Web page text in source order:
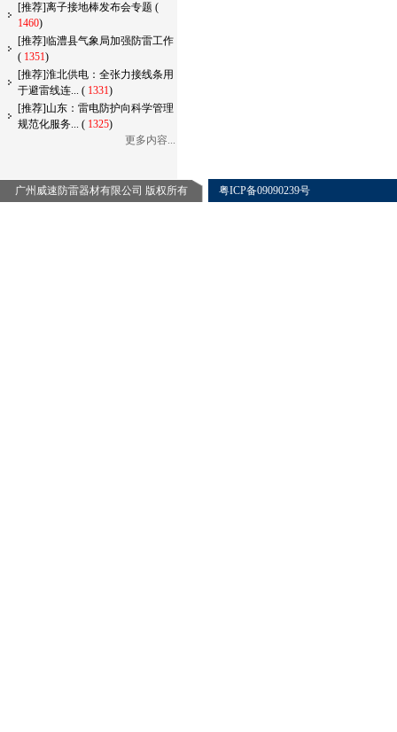
[推荐]离子接地棒发布会专题 (
1460)
[推荐]临澧县气象局加强防雷工作
( 1351)
[推荐]淮北供电：全张力接线条用
于避雷线连... ( 1331)
[推荐]山东：雷电防护向科学管理
规范化服务... ( 1325)
更多内容...
广州威速防雷器材有限公司 版权所有 粤ICP备09090239号